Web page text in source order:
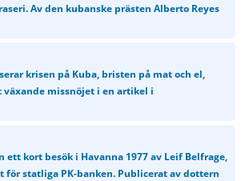
Av den kubanske prästen Alberto Reyes
krisen på Kuba, bristen på mat och el,
växande missnöjet i en artikel i
ett kort besök i Havanna 1977 av Leif Belfrage,
statliga PK-banken. Publicerat av dottern